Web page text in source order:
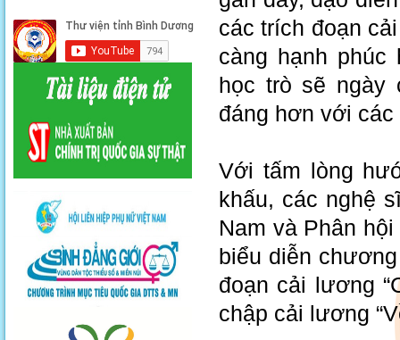
các trích đoạn
càng hạnh phúc
học trò sẽ ngày
đáng hơn với
Với tấm lòng
khấu, các nghệ
Nam và Phân
biểu diễn
đoạn cải lương
chập cải lương